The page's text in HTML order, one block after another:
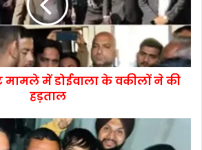
मामले में डोईवाला के वकीलों ने की
हड़ताल